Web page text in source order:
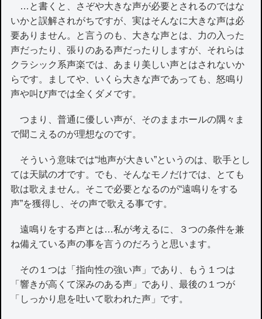
…と書くと、さぞや大きな声が必要とされるのではな
いかと誤解されがちですが、実はそんなに大きな声は必
要ありません。と言うのも、大きな声とは、力の入った
声だったり、張りのある声だったりしますが、それらは
クラシック系声楽では、あまり美しい声とはされないか
らです。ましてや、いくら大きな声であっても、怒鳴り
声や叫び声では全くダメです。
つまり、普通に優しい声が、そのままホールの隅々ま
で聞こえるのが理想なのです。
そういう意味では“地声が大きい”というのは、歌手とし
ては天賦の才です。でも、そんなモノだけでは、とても
歌は歌えません。そこで必要となるのが“遠鳴りをする
声”を獲得し、その声で歌える事です。
遠鳴りをする声とは…私が考えるに、３つの条件を兼
ね備えている声の事を言うのだろうと思います。
その１つは「指向性の強い声」であり、もう１つは
「響きが高くて深みのある声」であり、最後の１つが
「しっかり息を吐いて歌われた声」です。